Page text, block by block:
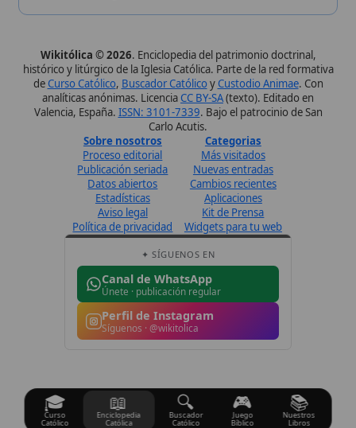
Política de privacidad Widgets para tu web
Canal de WhatsApp
Únete · publicación regular
Perfil de Instagram
Síguenos · @wikitolica